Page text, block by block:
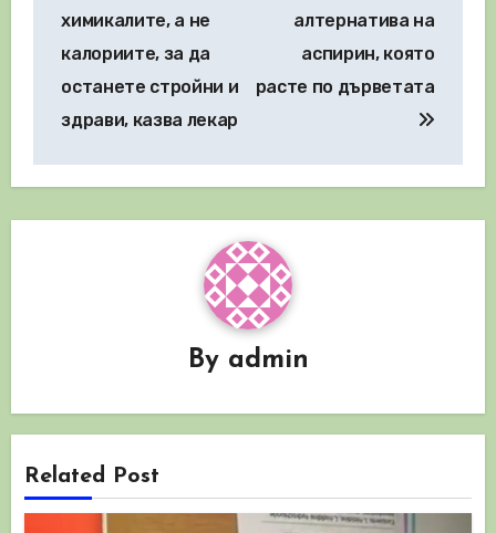
химикалите, а не
калориите, за да
останете стройни и
здрави, казва лекар
алтернатива на
аспирин, която
расте по дърветата
By admin
Related Post